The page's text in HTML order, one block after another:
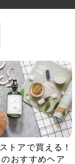
ントの付け方で
変わる｜効かな
の付け方で仕上がりは
す。今回は、毛先中心
が気になる人
トレンドの明る
ンドカラーは明るめのく
。ただし、髪がすでに
ョートウルフ最
とは？ナチュラ
ートウルフは、ナチュラ
仕上がりが今っぽい正
くのが恥ずかし
変化に気づいた
に行けていないし、そ
えて気分転換したいと
の落とし穴！知
する真実
リラックス効果や美髪
には？毎日の洗
習慣を見直す基
てるには高価なアイテ
、洗い方や乾かし方、
シャンプーって
？無印良品など
気の発酵成分が、シャ
っています。無印良品
トのメイク術｜
テムで「自分ら
スメを持っているの
ているのはいつも同じ
目指す！美容鍼
悔しない選び方
をすっきりさせたいと
えている方はいないで
変わる「顔脱
メリットと、始
ソリで剃って、毛抜き
々の自己処理を手間に
アップネイルガ
！幸運を呼ぶ色
く運気が停滞している
でいないでしょうか？
分け方＆自宅で
急に小じわが増えたと
いでしょうか？じつは
ハンドエステの
言で言っても、最新の
のから、昔ながらの手
トアで買える！
おすすめヘア